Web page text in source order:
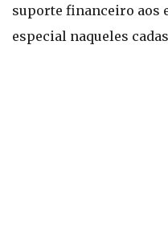
suporte financeiro aos
especial naqueles